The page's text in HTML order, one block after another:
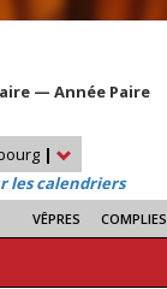
— Année Paire
|
les calendriers
VÊPRES COMPLIES